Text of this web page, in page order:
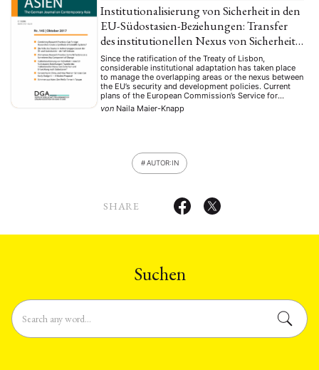
Institutionalisierung von Sicherheit in den
EU-Südostasien-Beziehungen: Transfer
des institutionellen Nexus von Sicherheit
und Entwicklung nach Südostasien?
Since the ratification of the Treaty of Lisbon,
considerable institutional adaptation has taken place
to manage the overlapping areas or the nexus between
the EU’s security and development policies. Current
plans of the European Commission’s Service for
Foreign Policy Instruments (FPI) to build up structures
suggest that this nexus is furthermore driving
von Naila Maier-Knapp
AUTOR:IN
SHARE
Suchen